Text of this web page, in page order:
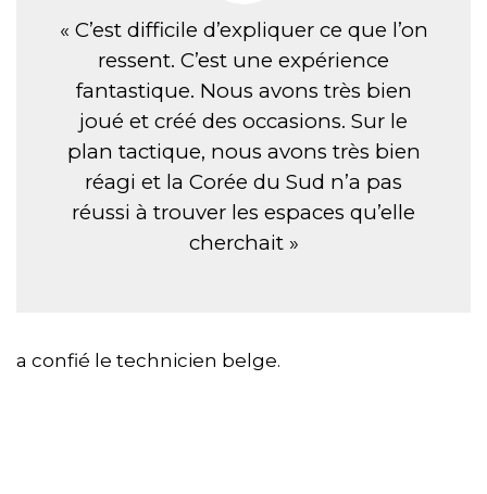
« C’est difficile d’expliquer ce que l’on
ressent. C’est une expérience
fantastique. Nous avons très bien
joué et créé des occasions. Sur le
plan tactique, nous avons très bien
réagi et la Corée du Sud n’a pas
réussi à trouver les espaces qu’elle
cherchait »
a confié le technicien belge.